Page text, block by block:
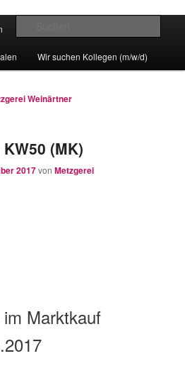
Wir suchen Kollegen (m/w/d)
Weinärtner
(MK)
2017vonMetzgerei
Marktkauf